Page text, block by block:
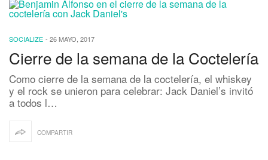
SOCIALIZE - 26 MAYO, 2017
Cierre de la semana de la Coctelería
Como cierre de la semana de la coctelería, el whiskey
y el rock se unieron para celebrar: Jack Daniel’s invitó
a todos l…
COMPARTIR